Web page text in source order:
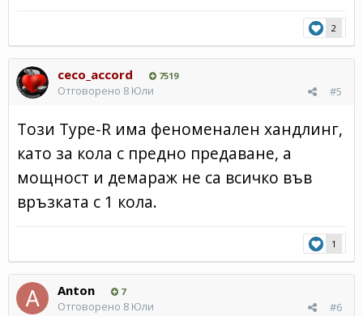
2
ceco_accord 7519
#5
Отговорено 8 Юли
Този Type-R има феноменален хандлинг,
като за кола с предно предаване, а
мощност и демараж не са всичко във
връзката с 1 кола.
1
Anton 7
#6
Отговорено 8 Юли